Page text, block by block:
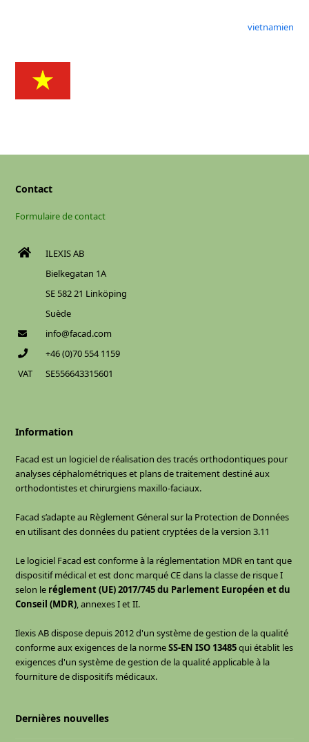
vietnamien
Contact
Formulaire de contact
ILEXIS AB
Bielkegatan 1A
SE 582 21 Linköping
Suède
info@facad.com
+46 (0)70 554 1159
VAT
SE556643315601
Information
Facad est un logiciel de réalisation des tracés orthodontiques pour
analyses céphalométriques et plans de traitement destiné aux
orthodontistes et chirurgiens maxillo-faciaux.
Facad s’adapte au Règlement Géneral sur la Protection de Données
en utilisant des données du patient cryptées de la version 3.11
Le logiciel Facad est conforme à la réglementation MDR en tant que
dispositif médical et est donc marqué CE dans la classe de risque I
selon le réglement (UE) 2017/745 du Parlement Européen et du
Conseil (MDR), annexes I et II.
Ilexis AB dispose depuis 2012 d'un système de gestion de la qualité
conforme aux exigences de la normeSS-EN ISO 13485qui établit les
exigences d'un système de gestion de la qualité applicable à la
fourniture de dispositifs médicaux.
Dernières nouvelles